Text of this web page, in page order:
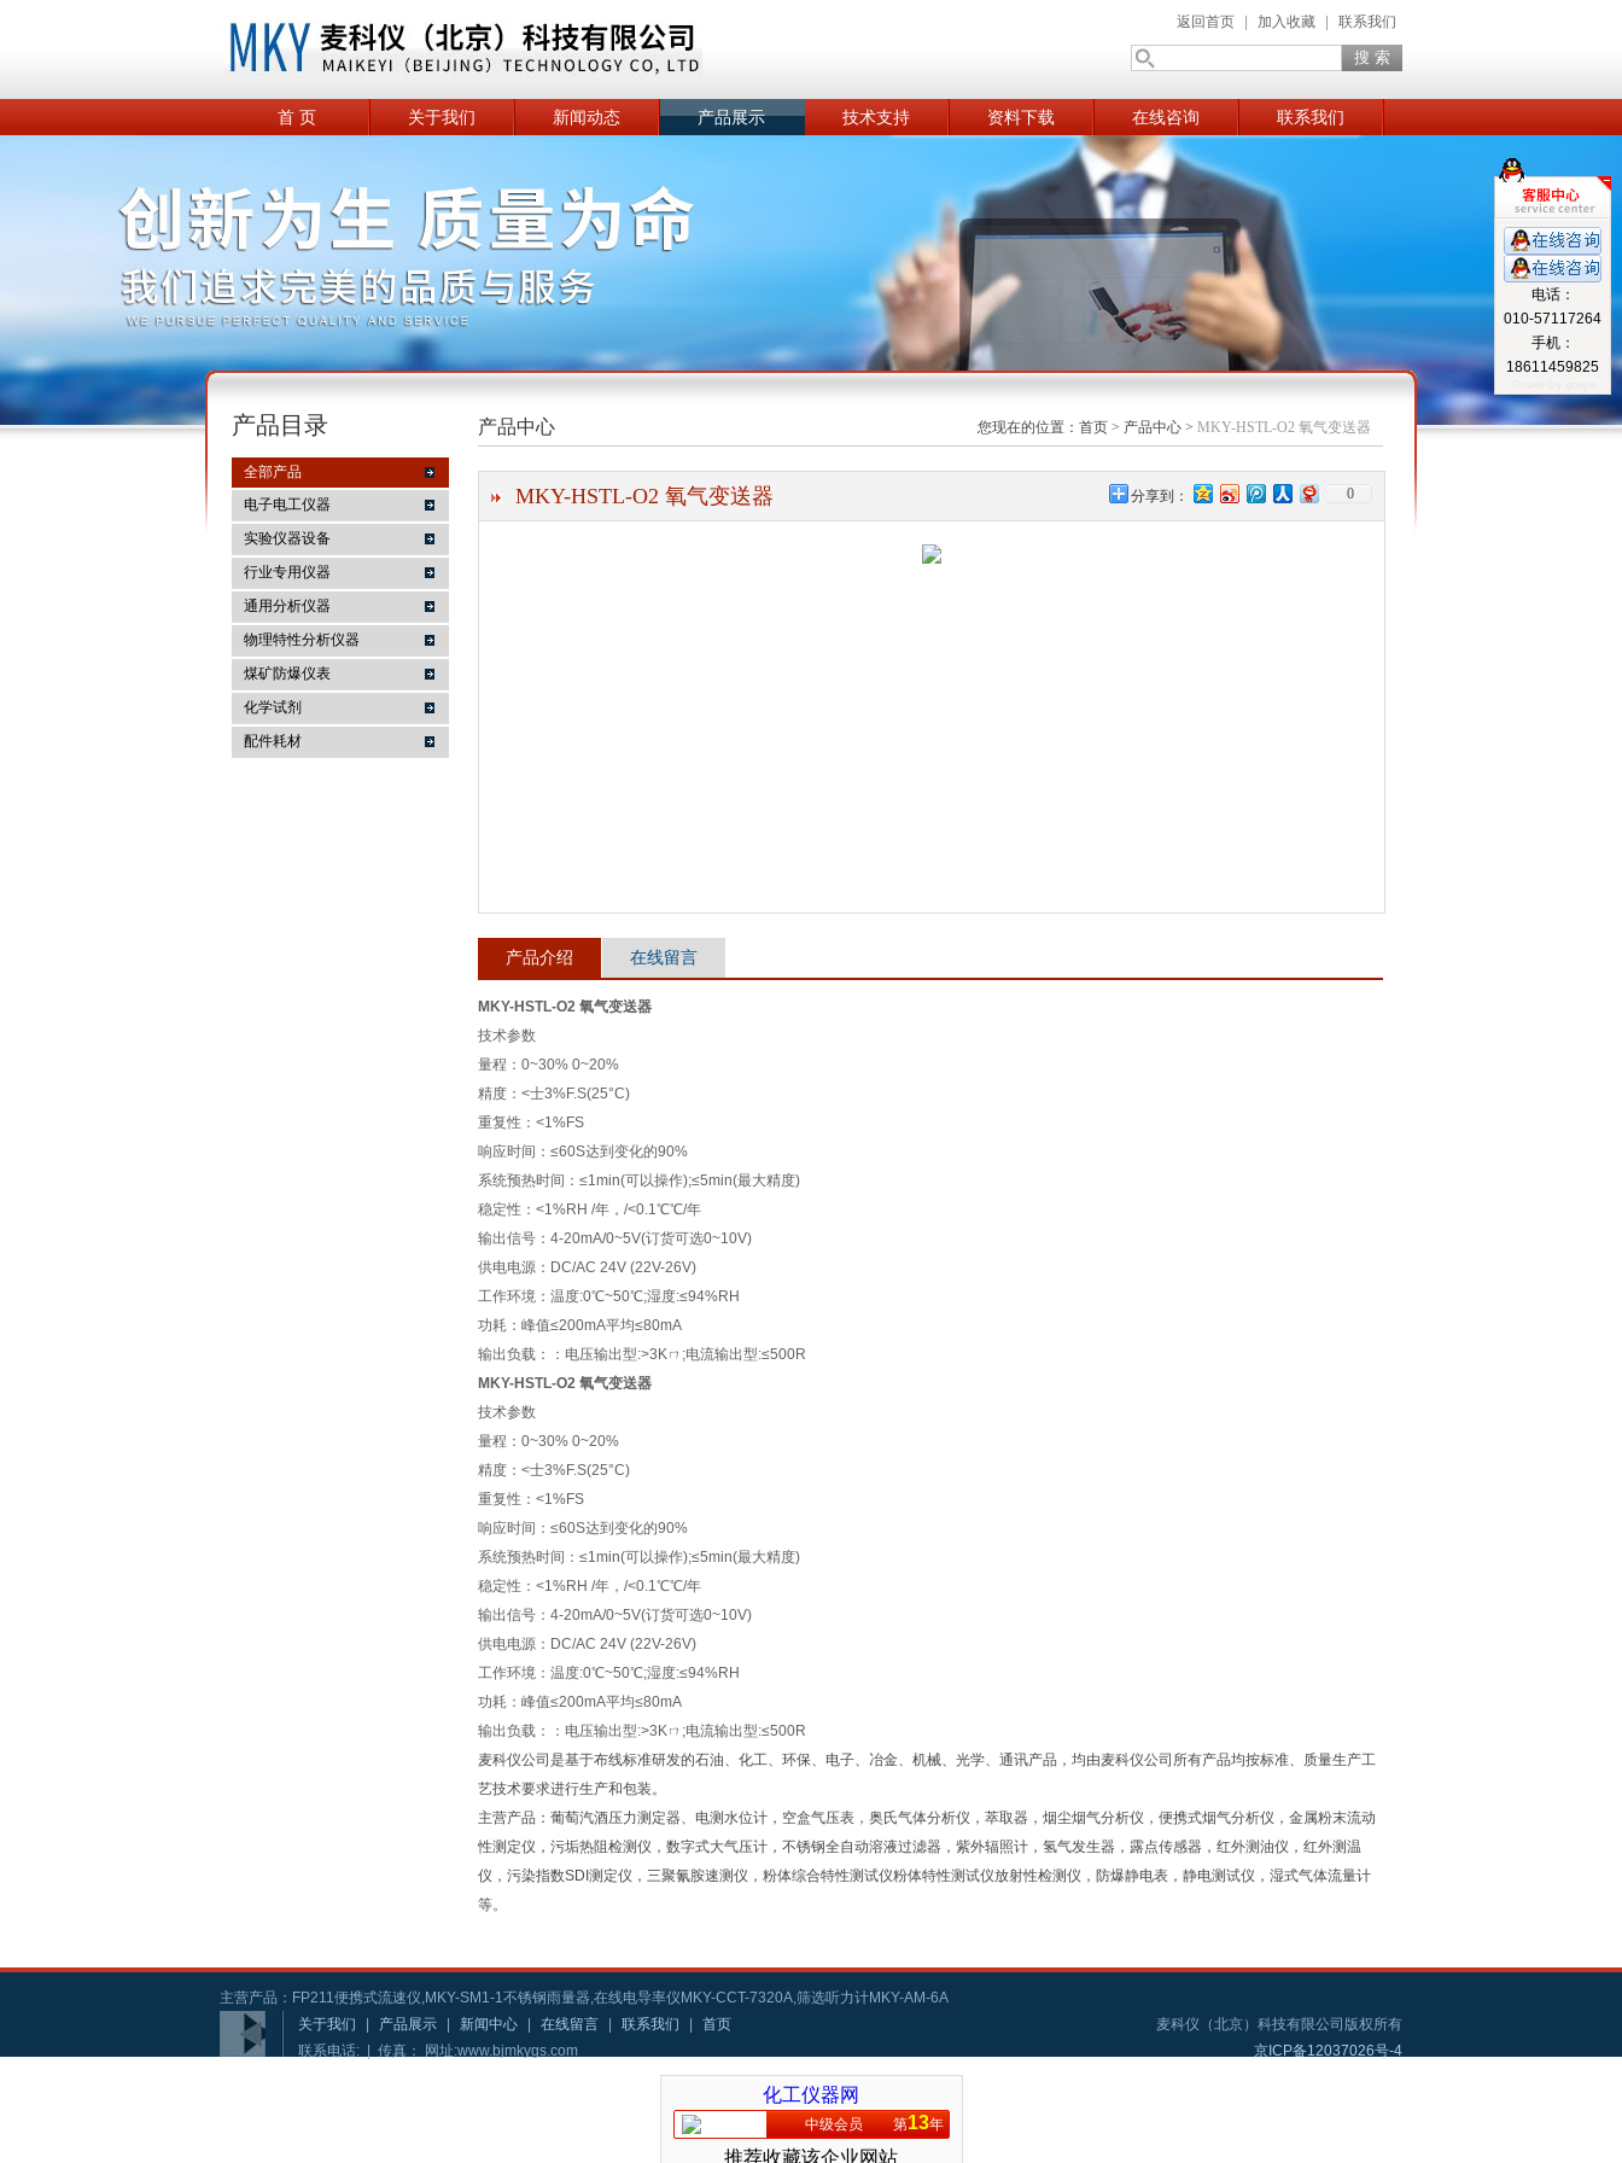
麦科仪（北京）科技有限公司
返回首页 加入收藏 联系我们
首 页 关于我们 新闻动态 产品展示 技术支持 资料下载 在线咨询 联系我们
产品目录
全部产品
电子电工仪器
实验仪器设备
行业专用仪器
通用分析仪器
物理特性分析仪器
煤矿防爆仪表
化学试剂
配件耗材
产品中心 您现在的位置： 首页 > 产品中心 > MKY-HSTL-O2 氧气变送器
MKY-HSTL-O2 氧气变送器 分享到： 0
产品介绍 在线留言
MKY-HSTL-O2 氧气变送器
技术参数
量程：0~30% 0~20%
精度：<士3%F.S(25°C)
重复性：<1%FS
响应时间：≤60S达到变化的90%
系统预热时间：≤1min(可以操作);≤5min(最大精度)
稳定性：<1%RH /年，/<0.1℃℃/年
输出信号：4-20mA/0~5V(订货可选0~10V)
供电电源：DC/AC 24V (22V-26V)
工作环境：温度:0℃~50℃;湿度:≤94%RH
功耗：峰值≤200mA平均≤80mA
输出负载：：电压输出型:>3Kㄇ;电流输出型:≤500R
MKY-HSTL-O2 氧气变送器
技术参数
量程：0~30% 0~20%
精度：<士3%F.S(25°C)
重复性：<1%FS
响应时间：≤60S达到变化的90%
系统预热时间：≤1min(可以操作);≤5min(最大精度)
稳定性：<1%RH /年，/<0.1℃℃/年
输出信号：4-20mA/0~5V(订货可选0~10V)
供电电源：DC/AC 24V (22V-26V)
工作环境：温度:0℃~50℃;湿度:≤94%RH
功耗：峰值≤200mA平均≤80mA
输出负载：：电压输出型:>3Kㄇ;电流输出型:≤500R
麦科仪公司是基于布线标准研发的石油、化工、环保、电子、冶金、机械、光学、通讯产品，均由麦科仪公司所有产品均按标准、质量生产工
艺技术要求进行生产和包装。
主营产品：葡萄汽酒压力测定器、电测水位计，空盒气压表，奥氏气体分析仪，萃取器，烟尘烟气分析仪，便携式烟气分析仪，金属粉末流动
性测定仪，污垢热阻检测仪，数字式大气压计，不锈钢全自动溶液过滤器，紫外辐照计，氢气发生器，露点传感器，红外测油仪，红外测温
仪，污染指数SDI测定仪，三聚氰胺速测仪，粉体综合特性测试仪粉体特性测试仪放射性检测仪，防爆静电表，静电测试仪，湿式气体流量计
等。
主营产品：FP211便携式流速仪,MKY-SM1-1不锈钢雨量器,在线电导率仪MKY-CCT-7320A,筛选听力计MKY-AM-6A
关于我们
产品展示 新闻中心 在线留言 联系我们
首页
联系电话: | 传真： 网址:www.bjmkygs.com
麦科仪（北京）科技有限公司版权所有
京ICP备12037026号-4
电话：
010-57117264
手机：
18611459825
化工仪器网
中级会员 第13年
推荐收藏该企业网站